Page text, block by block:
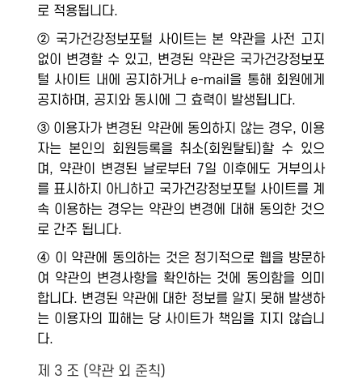
로 적용됩니다.
② 국가건강정보포털 사이트는 본 약관을 사전 고지
없이 변경할 수 있고, 변경된 약관은 국가건강정보포
털 사이트 내에 공지하거나 e-mail을 통해 회원에게
공지하며, 공지와 동시에 그 효력이 발생됩니다.
③ 이용자가 변경된 약관에 동의하지 않는 경우, 이용
자는 본인의 회원등록을 취소(회원탈퇴)할 수 있으
며, 약관이 변경된 날로부터 7일 이후에도 거부의사
를 표시하지 아니하고 국가건강정보포털 사이트를 계
속 이용하는 경우는 약관의 변경에 대해 동의한 것으
로 간주 됩니다.
④ 이 약관에 동의하는 것은 정기적으로 웹을 방문하
여 약관의 변경사항을 확인하는 것에 동의함을 의미
합니다. 변경된 약관에 대한 정보를 알지 못해 발생하
는 이용자의 피해는 당 사이트가 책임을 지지 않습니
다.
제 3 조 (약관 외 준칙)